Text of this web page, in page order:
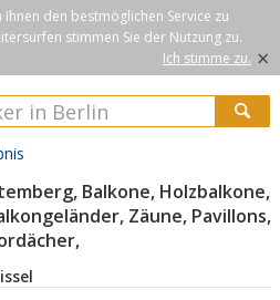
den bestmöglichen Service zu
stimmen Sie der Nutzung zu.
Ich stimme zu. ×
Balkone, Holzbalkone,
Zäune, Pavillons,